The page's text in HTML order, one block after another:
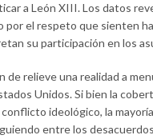
a León XIII. Los datos
por el respeto que sienten
su participación en los
de relieve una realidad a
Unidos. Si bien la
ideológico, la
entre los